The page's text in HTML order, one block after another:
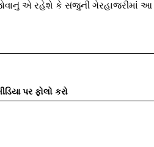
એ રહેશે કે સંજુની ગેરહાજરીમાં આ
પર ફોલો કરો